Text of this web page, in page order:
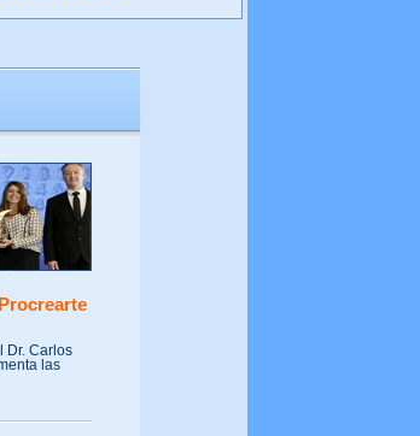
Dr. Carlos
las